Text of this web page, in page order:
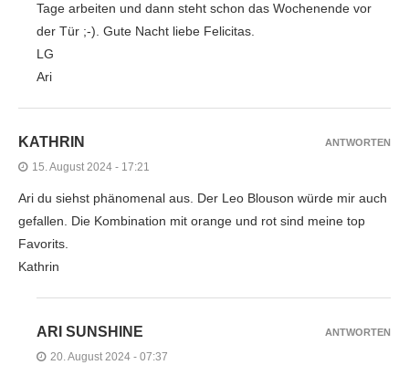
Tage arbeiten und dann steht schon das Wochenende vor
der Tür ;-). Gute Nacht liebe Felicitas.
LG
Ari
KATHRIN
15. August 2024 - 17:21
Ari du siehst phänomenal aus. Der Leo Blouson würde mir auch
gefallen. Die Kombination mit orange und rot sind meine top
Favorits.
Kathrin
ANTWORTEN
ARI SUNSHINE
20. August 2024 - 07:37
ANTWORTEN